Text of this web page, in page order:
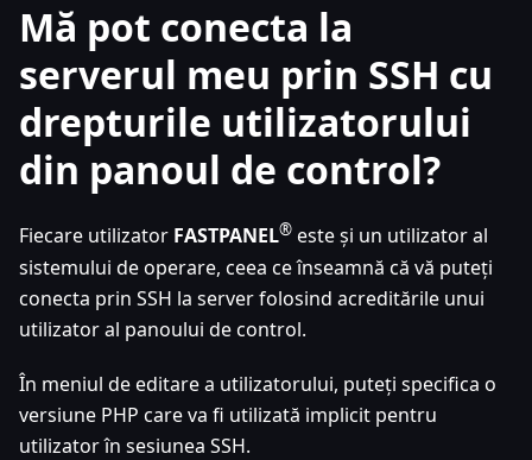
Mă pot conecta la
serverul meu prin SSH cu
drepturile utilizatorului
din panoul de control?
Fiecare utilizator FASTPANEL® este și un utilizator al
sistemului de operare, ceea ce înseamnă că vă puteți
conecta prin SSH la server folosind acreditările unui
utilizator al panoului de control.
În meniul de editare a utilizatorului, puteți specifica o
versiune PHP care va fi utilizată implicit pentru
utilizator în sesiunea SSH.